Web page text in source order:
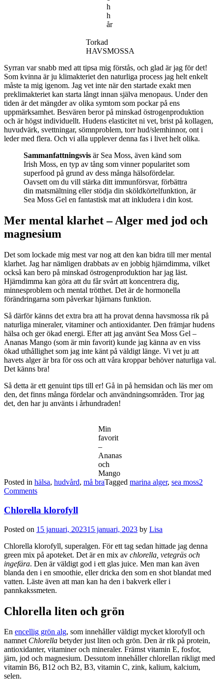
h
h
år
Torkad
HAVSMOSSA
Syrran var snabb med att tipsa mig förstås, och glad är jag för det!
Som kvinna är ju klimakteriet den naturliga process jag helt enkelt
måste ta mig igenom. Jag vet inte när den startade exakt men
preklimakteriet kan starta långt innan själva menopaus. Under den
tiden är det mängder av olika symtom som pockar på ens
uppmärksamhet. Besvären beror på minskad östrogenproduktion
och är högst individuellt. Hudens elasticitet ni vet, brist på kollagen,
huvudvärk, svettningar, sömnproblem, torr hud/slemhinnor, ont i
leder med flera. Och vi alla upplever denna fas i livet helt olika.
Sammanfattningsvis är Sea Moss, även känd som
Irish Moss, en typ av tång som vinner popularitet som
superfood på grund av dess många hälsofördelar.
Oavsett om du vill stärka ditt immunförsvar, förbättra
din matsmältning eller stödja din sköldkörtelfunktion, är
Sea Moss Gel en fantastisk mat att inkludera i din kost.
Mer mental klarhet – Alger med jod och
magnesium
Det som lockade mig mest var nog att den kan bidra till mer mental
klarhet. Jag har nämligen drabbats av en jobbig hjärndimma, vilket
också kan bero på minskad östrogenproduktion har jag läst.
Hjärndimma kan göra att du får svårt att koncentrera dig,
minnesproblem och mental trötthet. Det är de hormonella
förändringarna som påverkar hjärnans funktion.
Så därför känns det extra bra att ha provat denna havsmossa rik på
naturliga mineraler, vitaminer och antioxidanter. Den främjar hudens
hälsa och ger ökad energi. Efter att jag använt Sea Moss Gel –
Ananas Mango (som är min favorit) kunde jag känna av en viss
ökad uthållighet som jag inte känt på väldigt länge. Vi vet ju att
havets alger är bra för oss och att våra kroppar behöver naturliga val.
Det känns bra!
Så detta är ett genuint tips till er! Gå in på hemsidan och läs mer om
den, det finns många fördelar och användningsområden. Tror jag
det, den har ju använts i århundraden!
Min
favorit
–
Ananas
och
Mango
Posted in hälsa, hudvård, må braTagged marina alger, sea moss2
Comments
Chlorella klorofyll
Posted on 15 januari, 202315 januari, 2023 by Lisa
Chlorella klorofyll, superalgen. För ett tag sedan hittade jag denna
green mix på apoteket. Det är en mix av chlorella, vetegräs och
ingefära. Den är väldigt god i ett glas juice. Men man kan även
blanda den i en smoothie, eller dricka den som en shot blandat med
vatten. Läste även att man kan ha den i bakverk eller i
pannkakssmeten.
Chlorella liten och grön
En encellig grön alg, som innehåller väldigt mycket klorofyll och
namnet Chlorella betyder just liten och grön. Den är rik på protein,
antioxidanter, vitaminer och mineraler. Främst vitamin E, fosfor,
järn, jod och magnesium. Dessutom innehåller chlorellan rikligt med
vitamin B6, B12 och B2, B3, vitamin C, zink, kalium, kalcium,
selen.